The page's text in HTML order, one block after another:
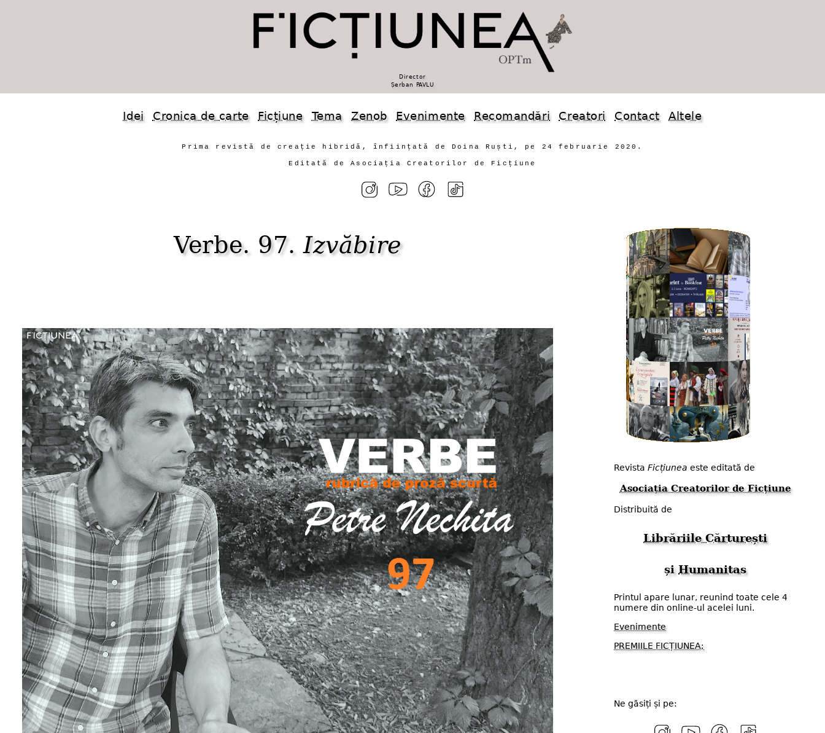
Director
Șerban PAVLU
Idei Cronica de carte Ficțiune Tema Zenob Evenimente Recomandări Creatori Contact Altele
Prima revistă de creație hibridă, înființată de Doina Ruști, pe 24 februarie 2020.
Editată de Asociația Creatorilor de Ficțiune
Verbe. 97.Izvăbire
Revista Ficțiunea este editată de
Asociația Creatorilor de Ficțiune
Distribuită de
Librăriile Cărturești
șiHumanitas
Printul apare lunar, reunind toate cele 4
numere din online-ul acelei luni.
Evenimente
PREMIILE FICȚIUNEA;
Ne găsiți și pe: